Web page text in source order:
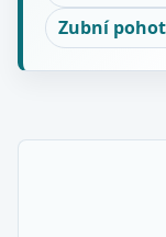
Zubní